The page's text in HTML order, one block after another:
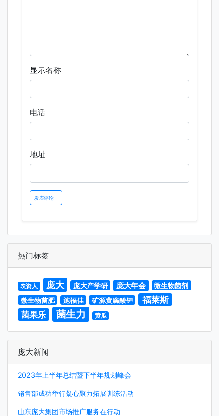
显示名称
电话
地址
热门标签
农资人 庞大 庞大产学研 庞大年会
微生物菌剂
微生物菌肥
施福佳 矿源黄腐酸钾
福莱斯
菌果乐
菌生力 黄瓜
庞大新闻
2023年上半年总结暨下半年规划峰会
销售部成功举行凝心聚力拓展训练活动
山东庞大集团市场推广服务在行动